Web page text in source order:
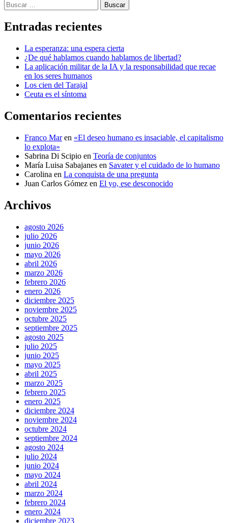
Buscar
Entradas recientes
La esperanza: una espera cierta
¿De qué hablamos cuando hablamos de libertad?
La aplicación militar de la IA y la responsabilidad que recae
en los seres humanos
Los cien del Tarajal
Ceuta es el síntoma
Comentarios recientes
Franco Maren «El deseo humano es insaciable, el capitalismo
lo explota»
Sabrina Di Scipio en Teoría de conjuntos
María Luisa Sabajanes en Savater y el cuidado de lo humano
Carolina en La conquista de una pregunta
Juan Carlos Gómez en El yo, ese desconocido
Archivos
agosto 2026
julio 2026
junio 2026
mayo 2026
abril 2026
marzo 2026
febrero 2026
enero 2026
diciembre 2025
noviembre 2025
octubre 2025
septiembre 2025
agosto 2025
julio 2025
junio 2025
mayo 2025
abril 2025
marzo 2025
febrero 2025
enero 2025
diciembre 2024
noviembre 2024
octubre 2024
septiembre 2024
agosto 2024
julio 2024
junio 2024
mayo 2024
abril 2024
marzo 2024
febrero 2024
enero 2024
diciembre 2023